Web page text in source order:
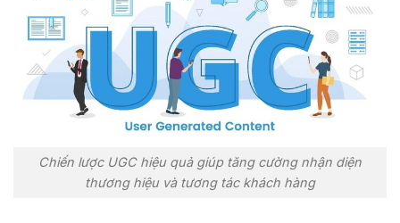
Chiến lược UGC hiệu quả giúp tăng cường nhận diện
thương hiệu và tương tác khách hàng